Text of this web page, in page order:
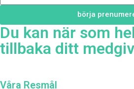
börja
Du kan när som
tillbaka ditt
Våra Resmål